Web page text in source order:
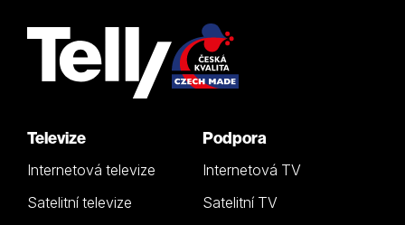
Televize
Internetová televize
Satelitní televize
Podpora
Internetová TV
Satelitní TV